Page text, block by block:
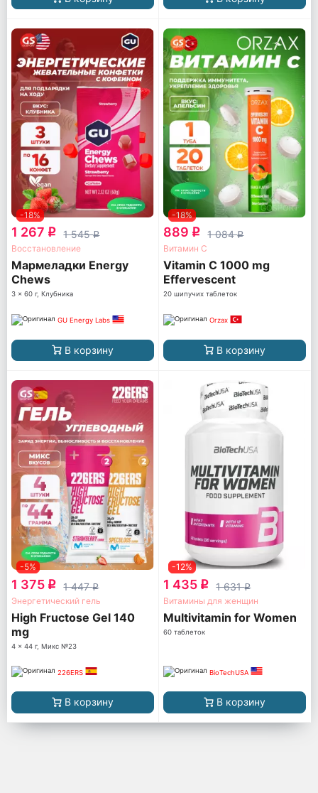
-18%
1 267 q 1 545q
Восстановление
Мармеладки Energy
Chews
3 x 60 г, Клубника
GU Energy Labs
В корзину
-18%
889 q 1 084q
Витамин С
Vitamin C 1000 mg
Effervescent
20 шипучих таблеток
Orzax
В корзину
-5%
1 375 q 1 447q
Энергетический гель
High Fructose Gel 140
mg
4 x 44 г, Микс №23
226ERS
В корзину
-12%
1 435 q 1 631q
Витамины для женщин
Multivitamin for Women
60 таблеток
BioTechUSA
В корзину